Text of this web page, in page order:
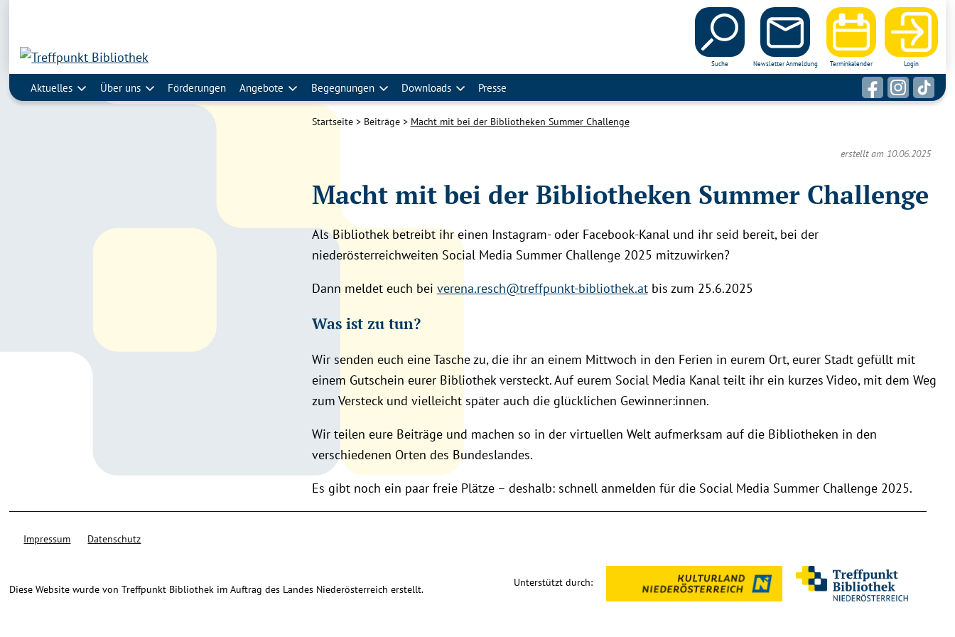
Suche Newsletter Anmeldung Terminkalender Login
Aktuelles Über uns Förderungen Angebote Begegnungen Downloads Presse
Startseite Beiträge Macht mit bei der Bibliotheken Summer Challenge
erstellt am 10.06.2025
Macht mit bei der Bibliotheken Summer Challenge
Als Bibliothek betreibt ihr einen Instagram- oder Facebook-Kanal und ihr seid bereit, bei der
niederösterreichweiten Social Media Summer Challenge 2025 mitzuwirken?
Dann meldet euch bei verena.resch@treffpunkt-bibliothek.atbis zum 25.6.2025
Was ist zu tun?
Wir senden euch eine Tasche zu, die ihr an einem Mittwoch in den Ferien in eurem Ort, eurer Stadt gefüllt mit
einem Gutschein eurer Bibliothek versteckt. Auf eurem Social Media Kanal teilt ihr ein kurzes Video, mit dem Weg
zum Versteck und vielleicht später auch die glücklichen Gewinner:innen.
Wir teilen eure Beiträge und machen so in der virtuellen Welt aufmerksam auf die Bibliotheken in den
verschiedenen Orten des Bundeslandes.
Es gibt noch ein paar freie Plätze – deshalb: schnell anmelden für die Social Media Summer Challenge 2025.
Impressum Datenschutz
Diese Website wurde von Treffpunkt Bibliothek im Auftrag des Landes Niederösterreich erstellt.
Unterstützt durch: